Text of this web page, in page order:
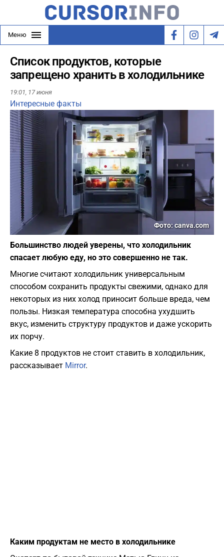
Меню
Список продуктов, которые
запрещено хранить в холодильнике
19:01, 17 июня
Интересные факты
Фото: canva.com
Большинство людей уверены, что холодильник
спасает любую еду, но это совершенно не так.
Многие считают холодильник универсальным
способом сохранить продукты свежими, однако для
некоторых из них холод приносит больше вреда, чем
пользы. Низкая температура способна ухудшить
вкус, изменить структуру продуктов и даже ускорить
их порчу.
Какие 8 продуктов не стоит ставить в холодильник,
рассказывает Mirror.
Каким продуктам не место в холодильнике